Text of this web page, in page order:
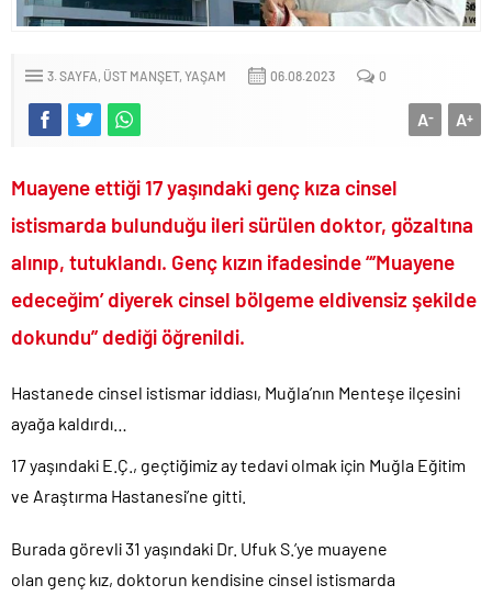
Terörsüz Türkiye hedefinde yasal süreç başlıyor..
Başkanın skandal yazışmaları!.
6.37 TL’lik indirimini ÖTV kazığı ile iptal edip 1 liraya düşürdüler!.
Fenerbahçe Konyaspor maçında F-16 ile gövde gösterisi yapan
paşa emekliye sevk edildi!.
Türkiye’nin ilk kadın hava kuvvetleri paşası hayırlı olsun..
CHP’li Erdal Beşikçioğlu’nun uyuşturucu testi pozitif çıktı!.
Bay Kemal gibi şimdiden “İktidar Olamazsam İstifa Ederim” gazları
ABD’de de 25 eyalet Trump yönetimine karşı dava açtı!.
Brent petrol çakıldı!.
Rüşvet ve yolsuzluktan tutuklanan CHP’li Erdal Beşikçioğlu
görevden uzaklaştırıldı!.
İngilizler 12. adamları Özgür Özel’i hazırlama telâşına düştü!.
Uğur Mumcu dosyası 33 yıl sonra yeniden açılıyor..
CHP Lideri Kılıçdaoğlu’ndan Terörsüz Türkiye sürecine destek
3. SAYFA ÜST MANŞET YAŞAM 06.08.2023 0
A+
A-
Muayene ettiği 17 yaşındaki genç kıza cinsel
istismarda bulunduğu ileri sürülen doktor, gözaltına
alınıp, tutuklandı. Genç kızın ifadesinde “’Muayene
edeceğim’ diyerek cinsel bölgeme eldivensiz şekilde
dokundu” dediği öğrenildi.
Hastanede cinsel istismar iddiası, Muğla’nın Menteşe ilçesini
ayağa kaldırdı…
17 yaşındaki E.Ç., geçtiğimiz ay tedavi olmak için Muğla Eğitim
ve Araştırma Hastanesi’ne gitti.
Burada görevli 31 yaşındaki Dr. Ufuk S.’ye muayene
olan genç kız, doktorun kendisine cinsel istismarda